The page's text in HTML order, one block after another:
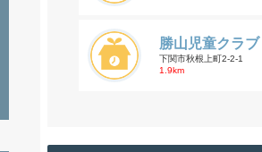
勝山児童クラブ
下関市秋根上町2-2-1
1.9km